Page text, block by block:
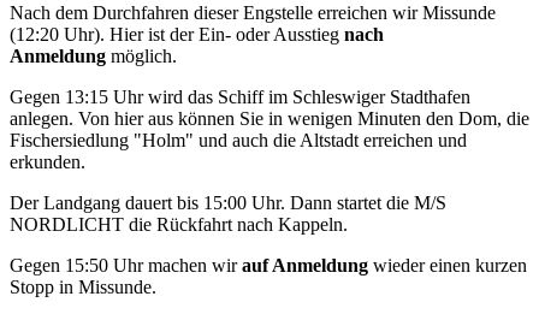
Nach dem Durchfahren dieser Engstelle erreichen wir Missunde
(12:20 Uhr). Hier ist der Ein- oder Ausstieg nach
Anmeldung möglich.
Gegen 13:15 Uhr wird das Schiff im Schleswiger Stadthafen
anlegen. Von hier aus können Sie in wenigen Minuten den Dom, die
Fischersiedlung "Holm" und auch die Altstadt erreichen und
erkunden.
Der Landgang dauert bis 15:00 Uhr. Dann startet die M/S
NORDLICHT die Rückfahrt nach Kappeln.
Gegen 15:50 Uhr machen wirauf Anmeldung wieder einen kurzen
Stopp in Missunde.